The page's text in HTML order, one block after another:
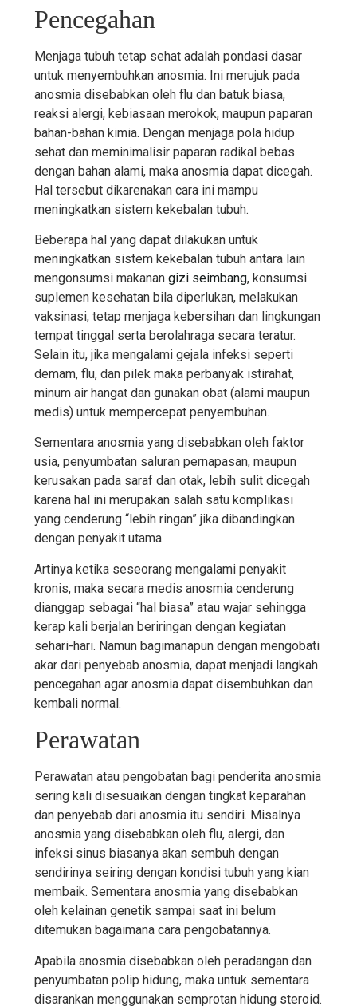
Pencegahan
Menjaga tubuh tetap sehat adalah pondasi dasar
untuk menyembuhkan anosmia. Ini merujuk pada
anosmia disebabkan oleh flu dan batuk biasa,
reaksi alergi, kebiasaan merokok, maupun paparan
bahan-bahan kimia. Dengan menjaga pola hidup
sehat dan meminimalisir paparan radikal bebas
dengan bahan alami, maka anosmia dapat dicegah.
Hal tersebut dikarenakan cara ini mampu
meningkatkan sistem kekebalan tubuh.
Beberapa hal yang dapat dilakukan untuk
meningkatkan sistem kekebalan tubuh antara lain
mengonsumsi makanangizi seimbang, konsumsi
suplemen kesehatan bila diperlukan, melakukan
vaksinasi, tetap menjaga kebersihan dan lingkungan
tempat tinggal serta berolahraga secara teratur.
Selain itu, jika mengalami gejala infeksi seperti
demam, flu, dan pilek maka perbanyak istirahat,
minum air hangat dan gunakan obat (alami maupun
medis) untuk mempercepat penyembuhan.
Sementara anosmia yang disebabkan oleh faktor
usia, penyumbatan saluran pernapasan, maupun
kerusakan pada saraf dan otak, lebih sulit dicegah
karena hal ini merupakan salah satu komplikasi
yang cenderung “lebih ringan” jika dibandingkan
dengan penyakit utama.
Artinya ketika seseorang mengalami penyakit
kronis, maka secara medis anosmia cenderung
dianggap sebagai “hal biasa” atau wajar sehingga
kerap kali berjalan beriringan dengan kegiatan
sehari-hari. Namun bagimanapun dengan mengobati
akar dari penyebab anosmia, dapat menjadi langkah
pencegahan agar anosmia dapat disembuhkan dan
kembali normal.
Perawatan
Perawatan atau pengobatan bagi penderita anosmia
sering kali disesuaikan dengan tingkat keparahan
dan penyebab dari anosmia itu sendiri. Misalnya
anosmia yang disebabkan oleh flu, alergi, dan
infeksi sinus biasanya akan sembuh dengan
sendirinya seiring dengan kondisi tubuh yang kian
membaik. Sementara anosmia yang disebabkan
oleh kelainan genetik sampai saat ini belum
ditemukan bagaimana cara pengobatannya.
Apabila anosmia disebabkan oleh peradangan dan
penyumbatan polip hidung, maka untuk sementara
disarankan menggunakan semprotan hidung steroid.